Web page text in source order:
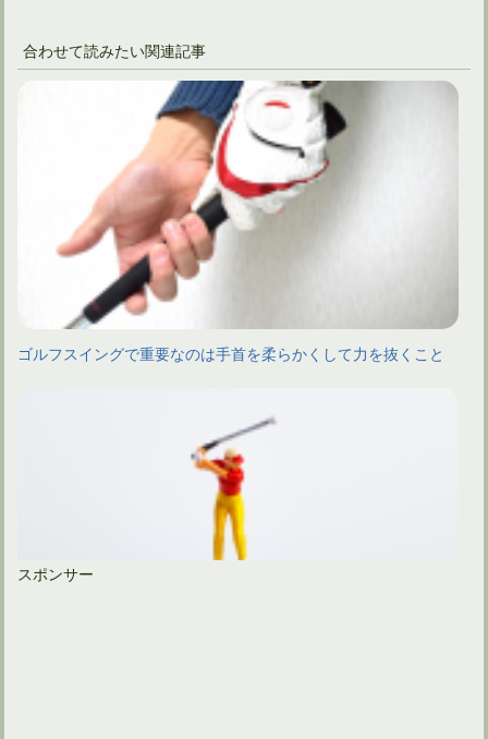
合わせて読みたい関連記事
ゴルフスイングで重要なのは手首を柔らかくして力を抜くこと
スポンサー